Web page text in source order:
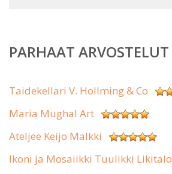
PARHAAT ARVOSTELUT
Taidekellari V. Hollming & Co
Maria Mughal Art
Ateljee Keijo Malkki
Ikoni ja Mosaiikki Tuulikki Likitalo